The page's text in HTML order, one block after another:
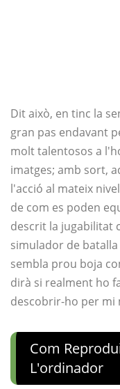
Dit això, en tinc la
gran pas endavant
molt talentosos a
imatges; amb sort,
l'acció al mateix
de com es poden
descrit la jugabilitat
simulador de
sembla prou boja
dirà si realment ho
descobrir-ho per mi
Com
L'ordinador